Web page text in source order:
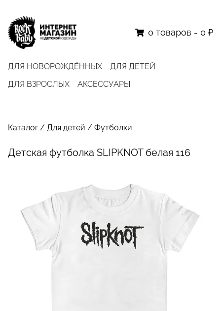
ДЛЯ НОВОРОЖДЁННЫХ
ДЛЯ ДЕТЕЙ
ДЛЯ ВЗРОСЛЫХ
АКСЕССУАРЫ
0 товаров - 0 ₽
Каталог/ Для детей / Футболки
Детская футболка SLIPKNOT белая 116